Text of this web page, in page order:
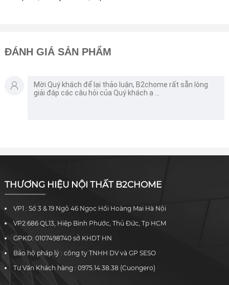
ĐÁNH GIÁ SẢN PHẨM
THƯƠNG HIỆU NỘI THẤT B2CHOME
VP1 : Số 3 & 19 Ngõ 46 Ngọc Hồi Hoàng Mai Hà Nội
VP2:686 QL13, Hiệp Bình Phước, Thủ Đức, Tp HCM
GPKD: 0107498740 sở KHDT HN
Bảo hộ pháp lý : công ty TNHH DV và GP SESO
Tư Vấn Khách hàng : 0975.14.38.38 (Cuongero)